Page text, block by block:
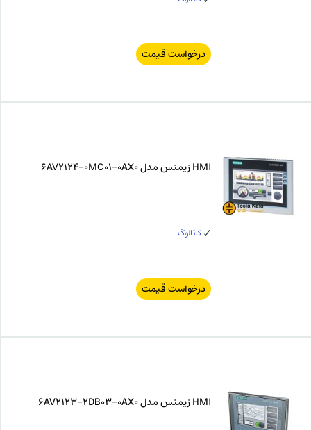
درخواست قیمت
HMI زیمنس مدل 6AV2124-0MC01-0AX0
کاتالوگ
درخواست قیمت
HMI زیمنس مدل 6AV2123-2DB03-0AX0